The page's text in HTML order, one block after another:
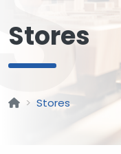
Stores
Stores